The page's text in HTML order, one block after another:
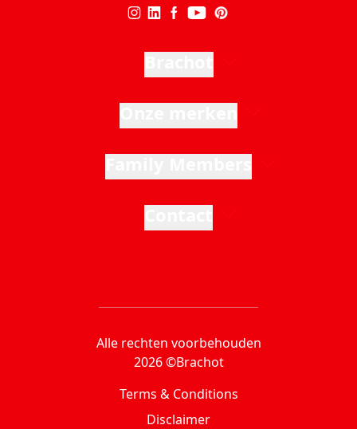
Alle rechten voorbehouden
2026 ©Brachot
Terms & Conditions
Disclaimer